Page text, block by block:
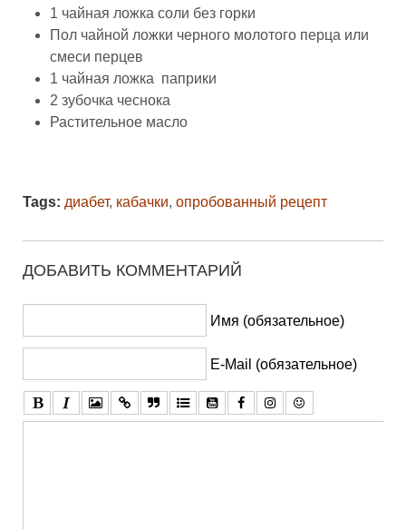
1 чайная ложка соли без горки
Пол чайной ложки черного молотого перца или
смеси перцев
1 чайная ложка паприки
2 зубочка чеснока
Растительное масло
Tags: диабет, кабачки, опробованный рецепт
ДОБАВИТЬ КОММЕНТАРИЙ
Имя (обязательное)
E-Mail (обязательное)